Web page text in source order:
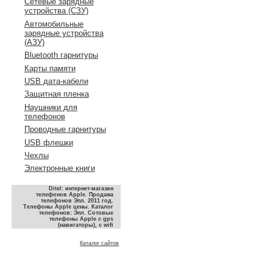
устройства (СЗУ)
Автомобильные
зарядные устройства
(АЗУ)
Bluetooth гарнитуры
Карты памяти
USB дата-кабели
Защитная пленка
Наушники для
телефонов
Проводные гарнитуры
USB флешки
Чехлы
Электронные книги
Ditel: интернет-магазин
телефонов Apple. Продажа
телефонов Эпл. 2011 год.
Телефоны Apple цены. Каталог
телефонов: Эпл. Сотовые
телефоны Apple с gps
(навигаторы), с wifi
Каталог сайтов